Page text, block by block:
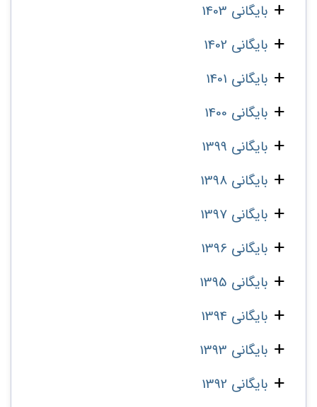
بایگانی 1403
بایگانی 1402
بایگانی 1401
بایگانی 1400
بایگانی 1399
بایگانی 1398
بایگانی 1397
بایگانی 1396
بایگانی 1395
بایگانی 1394
بایگانی 1393
بایگانی 1392